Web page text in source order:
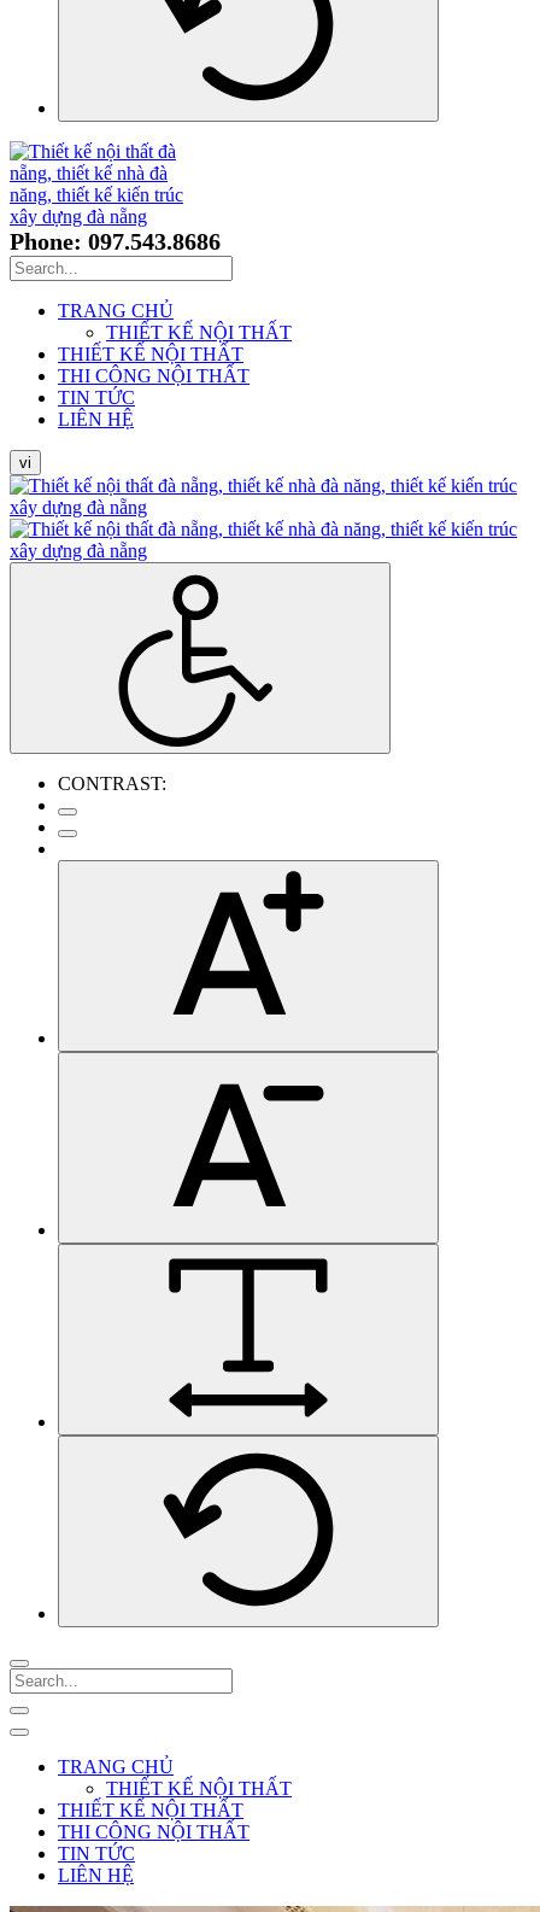
Phone: 097.543.8686
TRANG CHỦ
THIẾT KẾ NỘI THẤT
THIẾT KẾ NỘI THẤT
THI CÔNG NỘI THẤT
TIN TỨC
LIÊN HỆ
vi
CONTRAST:
TRANG CHỦ
THIẾT KẾ NỘI THẤT
THIẾT KẾ NỘI THẤT
THI CÔNG NỘI THẤT
TIN TỨC
LIÊN HỆ